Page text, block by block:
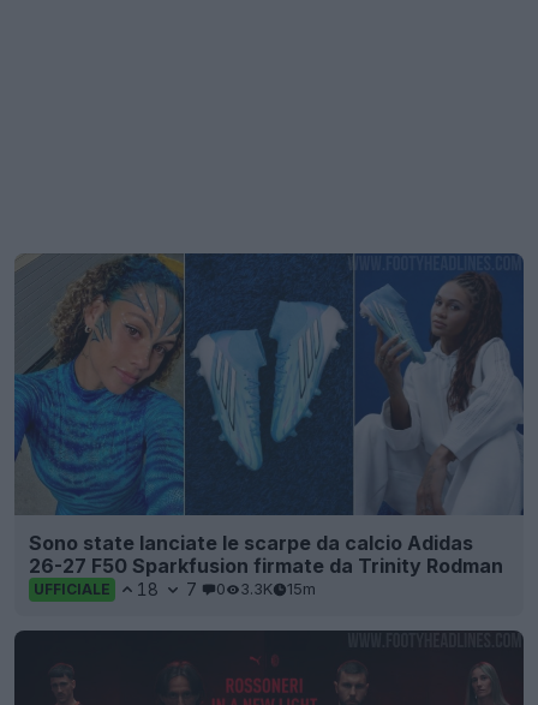
Sono state lanciate le scarpe da calcio Adidas
26-27 F50 Sparkfusion firmate da Trinity Rodman
UFFICIALE 18 7 0 3.3K 15m